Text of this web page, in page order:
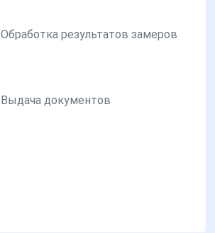
Обработка результатов замеров
Выдача документов